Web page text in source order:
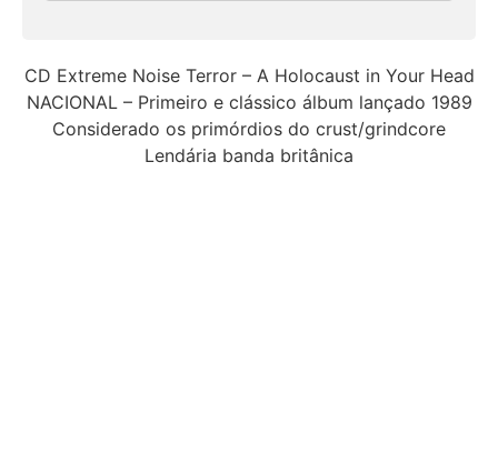
CD Extreme Noise Terror – A Holocaust in Your Head
NACIONAL – Primeiro e clássico álbum lançado 1989
Considerado os primórdios do crust/grindcore
Lendária banda britânica